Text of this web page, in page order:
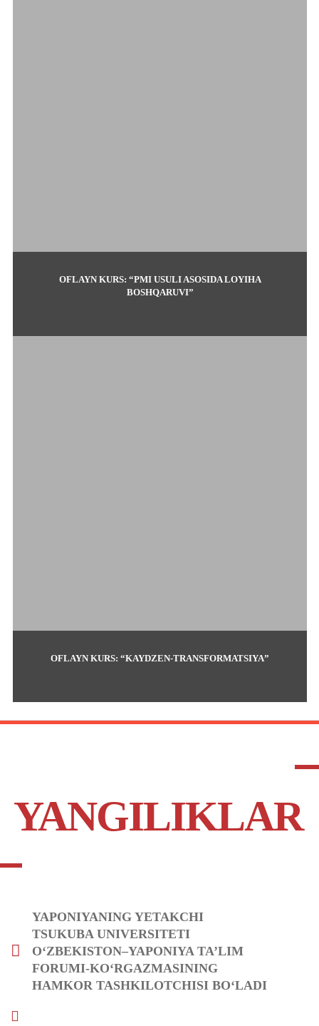
OFLAYN KURS: “PMI USULI ASOSIDA LOYIHA
BOSHQARUVI”
OFLAYN KURS: “KAYDZEN-TRANSFORMATSIYA”
YANGILIKLAR
YAPONIYANING YETAKCHI
TSUKUBA UNIVERSITETI
O‘ZBEKISTON–YAPONIYA TA’LIM
FORUMI-KO‘RGAZMASINING
HAMKOR TASHKILOTCHISI BO‘LADI